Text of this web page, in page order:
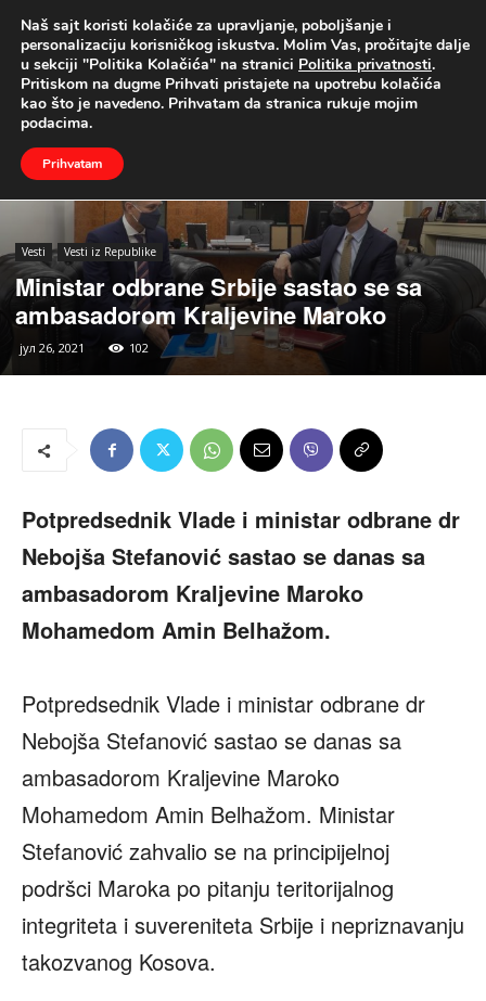
UŽIVO
Naslovna Vesti Vesti iz Republike
Vesti Vesti iz Republike
Ministar odbrane Srbije sastao se sa
ambasadorom Kraljevine Maroko
јул 26, 2021 102
Potpredsednik Vlade i ministar odbrane dr
Nebojša Stefanović sastao se danas sa
ambasadorom Kraljevine Maroko
Mohamedom Amin Belhažom.
Potpredsednik Vlade i ministar odbrane dr
Nebojša Stefanović sastao se danas sa
ambasadorom Kraljevine Maroko
Mohamedom Amin Belhažom. Ministar
Stefanović zahvalio se na principijelnoj
podršci Maroka po pitanju teritorijalnog
integriteta i suvereniteta Srbije i nepriznavanju
takozvanog Kosova.
Naš sajt koristi kolačiće za upravljanje, poboljšanje i
personalizaciju korisničkog iskustva. Molim Vas, pročitajte dalje
u sekciji "Politika Kolačića" na stranici Politika privatnosti.
Pritiskom na dugme Prihvati pristajete na upotrebu kolačića
kao što je navedeno. Prihvatam da stranica rukuje mojim
podacima.
Prihvatam